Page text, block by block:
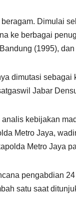
Dimulai
ke berbagai
(1995),
dimutasi sebagai
Jabar
kebijakan
Metro Jaya,
Metro Jaya
pengabdian
satu saat